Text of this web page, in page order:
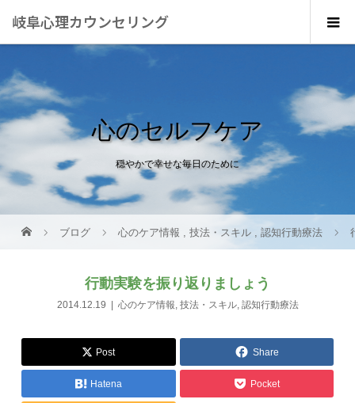
岐阜心理カウンセリング
心のセルフケア
穏やかで幸せな毎日のために
ブログ 心のケア情報 ,技法・スキル ,認知行動療法
行動実験を振り返りましょう
2014.12.19 心のケア情報, 技法・スキル, 認知行動療法
Post Share
Hatena Pocket